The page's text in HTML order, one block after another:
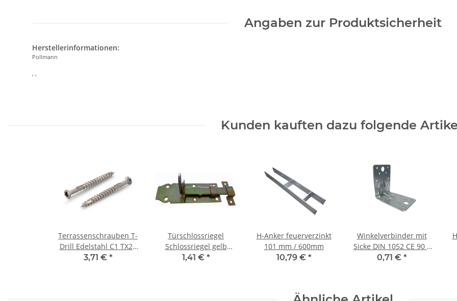
Angaben zur Produktsicherheit
Herstellerinformationen:
Pollmann
, ,
Kunden kauften dazu folgende
Terrassenschrauben T-
Drill Edelstahl C1 TX25
5x60 mm (100) Stück
3,71 € *
Türschlossriegel
Schlossriegel gelb
verzinkt Türriegel
1,41 € *
H-Anker feuerverzinkt
101 mm / 600mm
10,79 € *
Winkelverbinder mit
Sicke DIN 1052 CE 90 x
90 x 65 x 2,5 mm (1)
0,71 € *